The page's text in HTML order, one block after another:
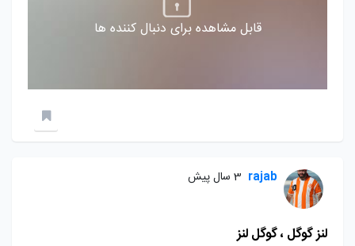
قابل مشاهده برای دنبال کننده ها
rajab 3 سال پیش
لنز گوگل ، گوگل لنز